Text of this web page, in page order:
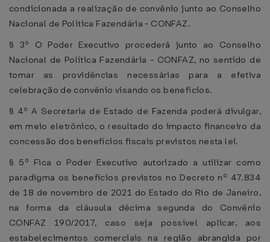
condicionada a realização de convênio junto ao Conselho
Nacional de Política Fazendária - CONFAZ.
§ 3º O Poder Executivo procederá junto ao Conselho
Nacional de Política Fazendária - CONFAZ, no sentido de
tomar as providências necessárias para a efetiva
celebração de convênio visando os benefícios.
§ 4º A Secretaria de Estado de Fazenda poderá divulgar,
em meio eletrônico, o resultado do impacto financeiro da
concessão dos benefícios fiscais previstos nesta lei.
§ 5º Fica o Poder Executivo autorizado a utilizar como
paradigma os benefícios previstos no Decreto nº 47.834
de 18 de novembro de 2021 do Estado do Rio de Janeiro,
na forma da cláusula décima segunda do Convênio
CONFAZ 190/2017, caso seja possível aplicar, aos
estabelecimentos comerciais na região abrangida por